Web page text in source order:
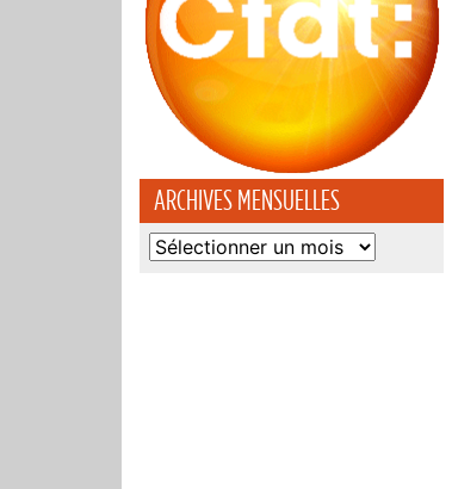
ARCHIVES MENSUELLES
Archives